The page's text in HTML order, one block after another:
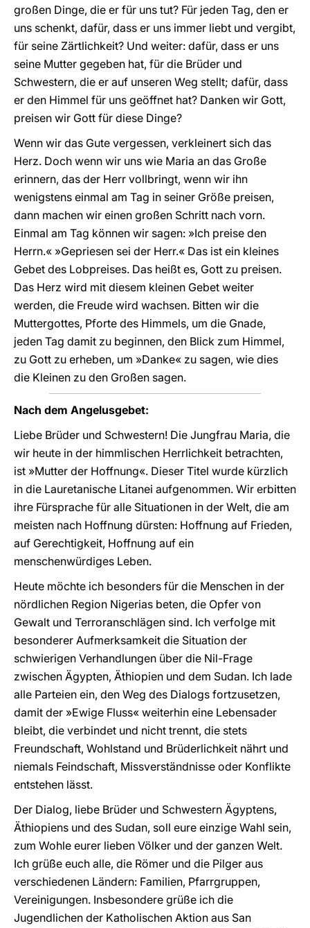
großen Dinge, die er für uns tut? Für jeden Tag, den er
uns schenkt, dafür, dass er uns immer liebt und vergibt,
für seine Zärtlichkeit? Und weiter: dafür, dass er uns
seine Mutter gegeben hat, für die Brüder und
Schwestern, die er auf unseren Weg stellt; dafür, dass
er den Himmel für uns geöffnet hat? Danken wir Gott,
preisen wir Gott für diese Dinge?
Wenn wir das Gute vergessen, verkleinert sich das
Herz. Doch wenn wir uns wie Maria an das Große
erinnern, das der Herr vollbringt, wenn wir ihn
wenigstens einmal am Tag in seiner Größe preisen,
dann machen wir einen großen Schritt nach vorn.
Einmal am Tag können wir sagen: »Ich preise den
Herrn.« »Gepriesen sei der Herr.« Das ist ein kleines
Gebet des Lobpreises. Das heißt es, Gott zu preisen.
Das Herz wird mit diesem kleinen Gebet weiter
werden, die Freude wird wachsen. Bitten wir die
Muttergottes, Pforte des Himmels, um die Gnade,
jeden Tag damit zu beginnen, den Blick zum Himmel,
zu Gott zu erheben, um »Danke« zu sagen, wie dies
die Kleinen zu den Großen sagen.
Nach dem Angelusgebet:
Liebe Brüder und Schwestern! Die Jungfrau Maria, die
wir heute in der himmlischen Herrlichkeit betrachten,
ist »Mutter der Hoffnung«. Dieser Titel wurde kürzlich
in die Lauretanische Litanei aufgenommen. Wir erbitten
ihre Fürsprache für alle Situationen in der Welt, die am
meisten nach Hoffnung dürsten: Hoffnung auf Frieden,
auf Gerechtigkeit, Hoffnung auf ein
menschenwürdiges Leben.
Heute möchte ich besonders für die Menschen in der
nördlichen Region Nigerias beten, die Opfer von
Gewalt und Terroranschlägen sind. Ich verfolge mit
besonderer Aufmerksamkeit die Situation der
schwierigen Verhandlungen über die Nil-Frage
zwischen Ägypten, Äthiopien und dem Sudan. Ich lade
alle Parteien ein, den Weg des Dialogs fortzusetzen,
damit der »Ewige Fluss« weiterhin eine Lebensader
bleibt, die verbindet und nicht trennt, die stets
Freundschaft, Wohlstand und Brüderlichkeit nährt und
niemals Feindschaft, Missverständnisse oder Konflikte
entstehen lässt.
Der Dialog, liebe Brüder und Schwestern Ägyptens,
Äthiopiens und des Sudan, soll eure einzige Wahl sein,
zum Wohle eurer lieben Völker und der ganzen Welt.
Ich grüße euch alle, die Römer und die Pilger aus
verschiedenen Ländern: Familien, Pfarrgruppen,
Vereinigungen. Insbesondere grüße ich die
Jugendlichen der Katholischen Aktion aus San